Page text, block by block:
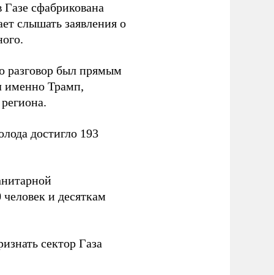
сфабрикована
слышать заявления о
разговор был прямым
именно Трамп,
достигло 193
и десяткам
сектор Газа